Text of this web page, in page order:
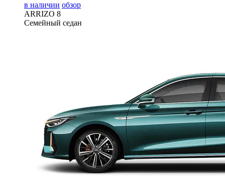
в наличии обзор
ARRIZO 8
Семейный седан